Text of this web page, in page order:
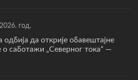
год.
одбија да открије обавештајне
о саботажи „Северног тока“ —